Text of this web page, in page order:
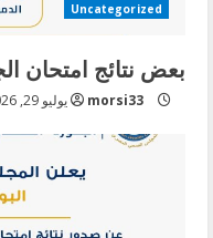
Uncategorized
بعض نتائج امتحان
morsi33 يوليو 29, 2026